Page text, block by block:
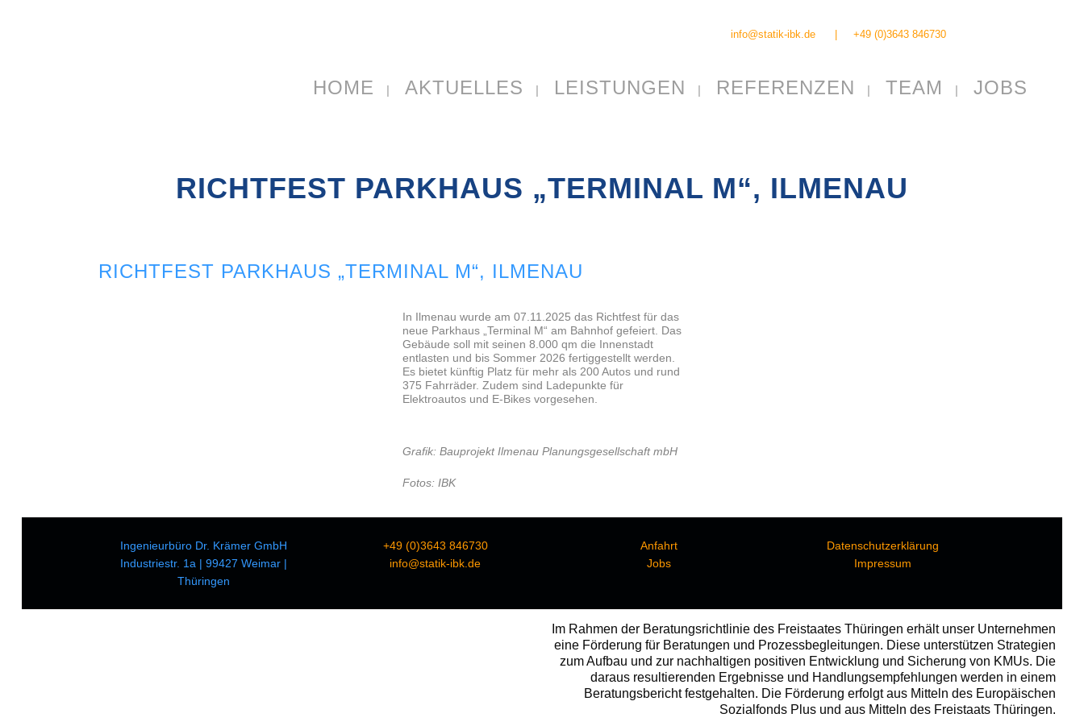
info@statik-ibk.de |+49 (0)3643 846730
HOME AKTUELLES LEISTUNGEN REFERENZEN TEAM JOBS
RICHTFEST PARKHAUS „TERMINAL M“, ILMENAU
RICHTFEST PARKHAUS „TERMINAL M“, ILMENAU
In Ilmenau wurde am 07.11.2025 das Richtfest für das
neue Parkhaus „Terminal M“ am Bahnhof gefeiert. Das
Gebäude soll mit seinen 8.000 qm die Innenstadt
entlasten und bis Sommer 2026 fertiggestellt werden.
Es bietet künftig Platz für mehr als 200 Autos und rund
375 Fahrräder. Zudem sind Ladepunkte für
Elektroautos und E-Bikes vorgesehen.
Grafik: Bauprojekt Ilmenau Planungsgesellschaft mbH
Fotos: IBK
Ingenieurbüro Dr. Krämer GmbH
Industriestr. 1a | 99427 Weimar |
Thüringen
+49 (0)3643 846730
info@statik-ibk.de
Anfahrt
Jobs
Datenschutzerklärung
Impressum
Im Rahmen der Beratungsrichtlinie des Freistaates Thüringen erhält unser Unternehmen
eine Förderung für Beratungen und Prozessbegleitungen. Diese unterstützen Strategien
zum Aufbau und zur nachhaltigen positiven Entwicklung und Sicherung von KMUs. Die
daraus resultierenden Ergebnisse und Handlungsempfehlungen werden in einem
Beratungsbericht festgehalten. Die Förderung erfolgt aus Mitteln des Europäischen
Sozialfonds Plus und aus Mitteln des Freistaats Thüringen.